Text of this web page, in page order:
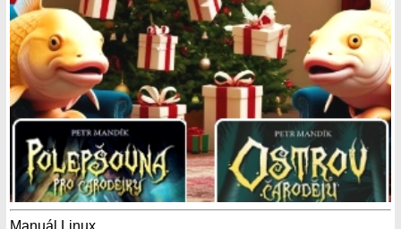
Manuál Linux